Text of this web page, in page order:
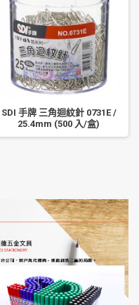
SDI 手牌 三角迴紋針 0731E /
25.4mm (500 入/盒)